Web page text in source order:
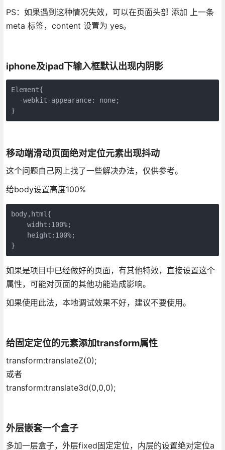
PS：如果遇到这种情况失效，可以在页面头部 添加 上一条
meta 标签，content 设置为 yes。
iphone及ipad下输入框默认出现内阴影
Element{
  -webkit-appearance: none;
}
移动端滑动页面绝对定位元素出现抖动
这个问题自己网上找了一些解决办法，仅供参考。
给body设置高度100%
body,html{
    widht:100%;
    height:100%;
}
如果是项目中已经做好的页面，有其他特效，直接设置这个
属性，可能对页面的其他功能造成影响。
如果使用此法，本地调试效果不好，建议不要使用。
给固定定位的元素添加transform属性
transform:translateZ(0);
或者
transform:translate3d(0,0,0);
外层嵌套一个盒子
多加一层盒子，外层fixed固定定位，内层的设置绝对定位a